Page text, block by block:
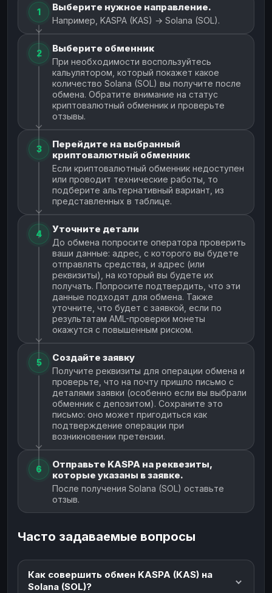
1 Выберите нужное направление.
Например, KASPA (KAS) → Solana (SOL).
2 Выберите обменник
При необходимости воспользуйтесь
кальулятором, который покажет какое
количество Solana (SOL) вы получите после
обмена. Обратите внимание на статус
криптовалютный обменник и проверьте
отзывы.
3
Перейдите на выбранный
криптовалютный обменник
Если криптовалютный обменник недоступен
или проводит технические работы, то
подберите альтернативный вариант, из
представленных в таблице.
4 Уточните детали
До обмена попросите оператора проверить
ваши данные: адрес, с которого вы будете
отправлять средства, и адрес (или
реквизиты), на который вы будете их
получать. Попросите подтвердить, что эти
данные подходят для обмена. Также
уточните, что будет с заявкой, если по
результатам AML-проверки монеты
окажутся с повышенным риском.
5 Создайте заявку
Получите реквизиты для операции обмена и
проверьте, что на почту пришло письмо с
деталями заявки (особенно если вы выбрали
обменник с депозитом). Сохраните это
письмо: оно может пригодиться как
подтверждение операции при
возникновении претензии.
6
Отправьте KASPA на реквезиты,
которые указаны в заявке.
После получения Solana (SOL) оставьте
отзыв.
Часто задаваемые вопросы
Как совершить обмен KASPA (KAS) на
Solana (SOL)?